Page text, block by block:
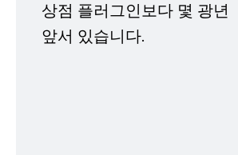
상점 플러그인보다 몇 광년
앞서 있습니다.